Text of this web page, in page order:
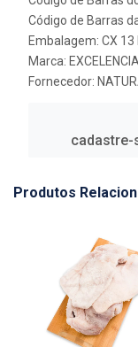
Código de Barras
Embalagem: CX 13
Marca: EXCELENCIA
Fornecedor:
cadastre-
Produtos